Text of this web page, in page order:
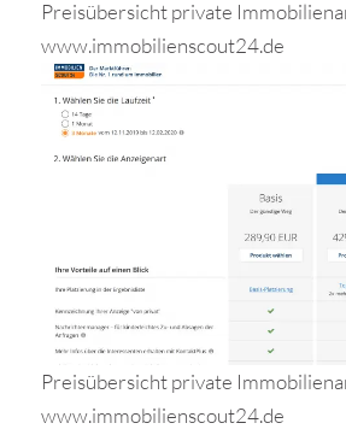
Preisübersicht private
www.immobilienscout24.de
Preisübersicht private
www.immobilienscout24.de